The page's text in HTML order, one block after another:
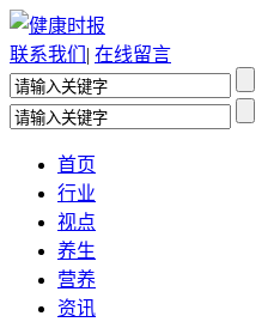
联系我们 | 在线留言
首页
行业
视点
养生
营养
资讯